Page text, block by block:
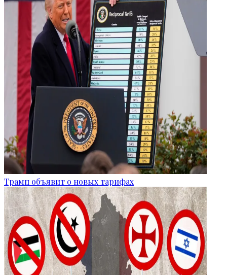
Трамп объявит о новых тарифах